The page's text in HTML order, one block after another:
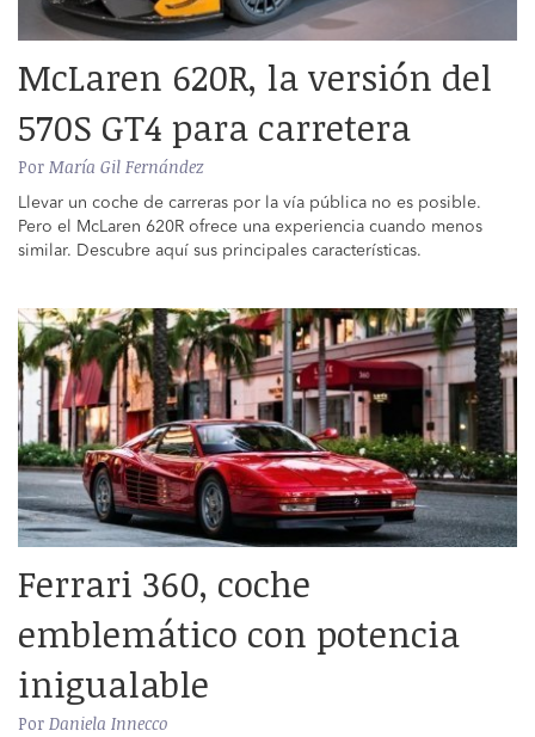
McLaren 620R, la versión del
570S GT4 para carretera
Por María Gil Fernández
Llevar un coche de carreras por la vía pública no es posible.
Pero el McLaren 620R ofrece una experiencia cuando menos
similar. Descubre aquí sus principales características.
Ferrari 360, coche
emblemático con potencia
inigualable
Por Daniela Innecco